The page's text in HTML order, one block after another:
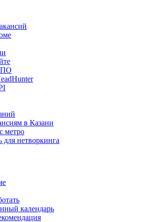
ПО
в Казани
метро
для нетворкинга
календарь